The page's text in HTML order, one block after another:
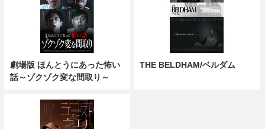
劇場版 ほんとうにあった怖い
話～ゾクゾク変な間取り～
THE BELDHAM/ベルダム